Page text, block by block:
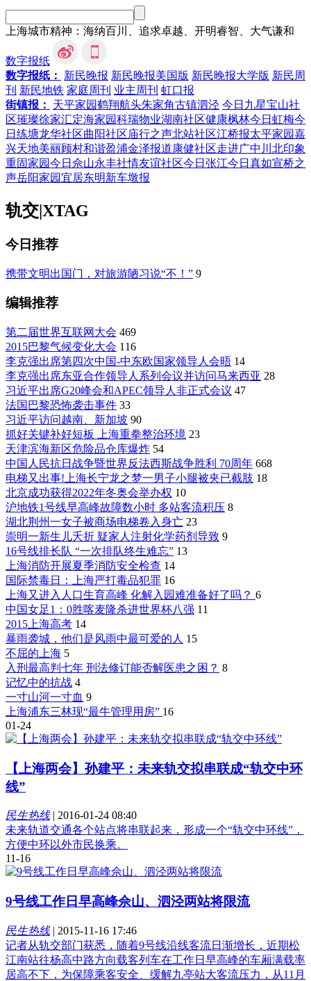
上海城市精神：海纳百川、追求卓越、开明睿智、大气谦和
数字报纸
数字报纸：
新民晚报 新民晚报美国版 新民晚报大学版 新民周
刊 新民地铁 家庭周刊 业主周刊 虹口报
街镇报：
天平家园鹤翔航头朱家角古镇泗泾 今日九星宝山社
区璀璨徐家汇定海家园科瑞物业湖南社区健康枫林今日虹梅今
日练塘龙华社区曲阳社区庙行之声北站社区江桥报太平家园嘉
兴天地美丽顾村和谐盈浦金泽报道康健社区走进广中 川北印象
重固家园今日佘山永丰社情友谊社区今日张江今日真如宣桥之
声岳阳家园宜居东明新车墩报
轨交|XTAG
今日推荐
携带文明出国门，对旅游陋习说“不！” 9
编辑推荐
第二届世界互联网大会 469
2015巴黎气候变化大会 116
李克强出席第四次中国-中东欧国家领导人会晤 14
李克强出席东亚合作领导人系列会议并访问马来西亚 28
习近平出席G20峰会和APEC领导人非正式会议 47
法国巴黎恐怖袭击事件 33
习近平访问越南、新加坡 90
抓好关键补好短板 上海重拳整治环境 23
天津滨海新区危险品仓库爆炸 54
中国人民抗日战争暨世界反法西斯战争胜利 70周年 668
电梯又出事!上海长宁龙之梦一男子小腿被夹已截肢 18
北京成功获得2022年冬奥会举办权 10
沪地铁1号线早高峰故障数小时 多站客流积压 8
湖北荆州一女子被商场电梯卷入身亡 23
崇明一新生儿夭折 疑家人注射化学药剂导致 9
16号线排长队 “一次排队终生难忘” 13
上海消防开展夏季消防安全检查 14
国际禁毒日：上海严打毒品犯罪 16
上海又进入人口生育高峰 化解入园难准备好了吗？ 6
中国女足1：0胜喀麦隆杀进世界杯八强 11
2015上海高考 14
暴雨袭城，他们是风雨中最可爱的人 15
不屈的上海 5
入刑最高判七年 刑法修订能否解医患之困？ 8
记忆中的抗战 4
一寸山河一寸血 9
上海浦东三林现“最牛管理用房” 16
01-24
【上海两会】孙建平：未来轨交拟串联成“轨交中环
线”
民生热线| 2016-01-24 08:40
未来轨道交通各个站点将串联起来，形成一个“轨交中环线”，
方便中环以外市民换乘。
11-16
9号线工作日早高峰佘山、泗泾两站将限流
民生热线| 2015-11-16 17:46
记者从轨交部门获悉，随着9号线沿线客流日渐增长，近期松
江南站往杨高中路方向载客列车在工作日早高峰的车厢满载率
居高不下，为保障乘客安全、缓解九亭站大客流压力，从11月